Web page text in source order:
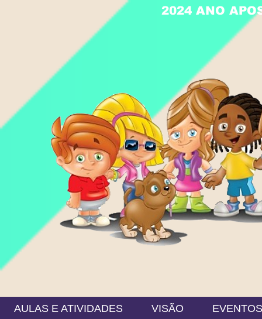
2024 ANO
AULAS E ATIVIDADES VISÃO EVENTOS